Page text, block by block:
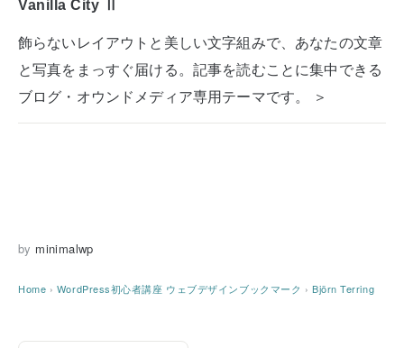
Vanilla City Ⅱ
飾らないレイアウトと美しい文字組みで、あなたの文章
と写真をまっすぐ届ける。記事を読むことに集中できる
ブログ・オウンドメディア専用テーマです。 ＞
by minimalwp
Home › WordPress初心者講座 ウェブデザインブックマーク › Björn Terring